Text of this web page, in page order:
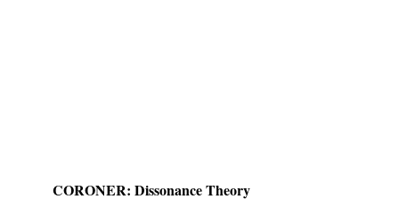
CORONER: Dissonance Theory